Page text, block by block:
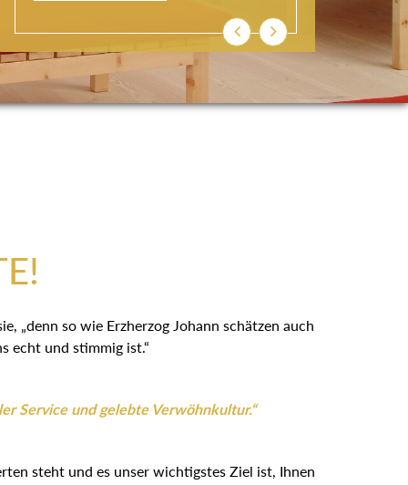
ZurückWeiter
„denn so wie Erzherzog Johann schätzen auch
echt und stimmig ist.“
Service und gelebte Verwöhnkultur.“
steht und es unser wichtigstes Ziel ist, Ihnen